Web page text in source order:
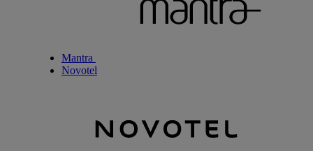
Mantra
Novotel